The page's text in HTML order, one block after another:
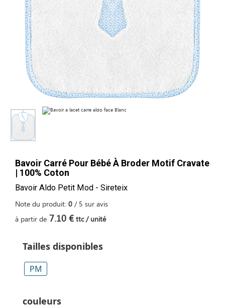
Bavoir Carré Pour Bébé À Broder Motif Cravate
| 100% Coton
Bavoir Aldo Petit Mod - Sireteix
Note du produit: 0 / 5 sur avis
à partir de 7.10 € ttc / unité
Tailles disponibles
PM
couleurs